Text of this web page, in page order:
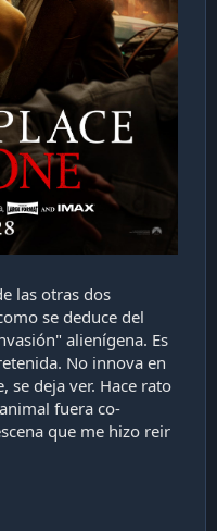
las otras dos
se deduce del
alienígena. Es
No innova en
se deja ver. Hace rato
fuera co-
que me hizo reir